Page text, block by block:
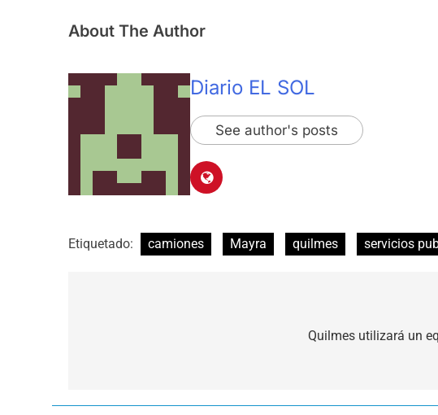
About The Author
Diario EL SOL
See author's posts
Etiquetado: camiones Mayra quilmes servicios
Quilmes utilizará un